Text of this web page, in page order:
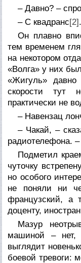
– Давно? –
– С квадранс[2].
Он плавно
тем временем
на некотором
«Волга» у них
«Жигуль» давно
скорости тут
практически не
– Навензац
– Чакай, –
радиотелефона.
Подметил
чуточку
но особого
не поняли ни
французский, а
доценту,
Мазур
машиной – нет,
выглядит
боевой тревоги: